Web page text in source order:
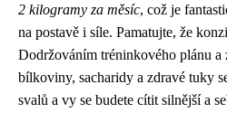
2 kilogramy za měsíc, což je
na postavě i síle. Pamatujte, že
Dodržováním tréninkového plánu a
bílkoviny, sacharidy a zdravé tuky
svalů a vy se budete cítit silnější a